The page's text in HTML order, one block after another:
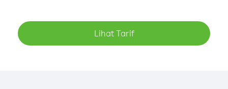
Lihat Tarif